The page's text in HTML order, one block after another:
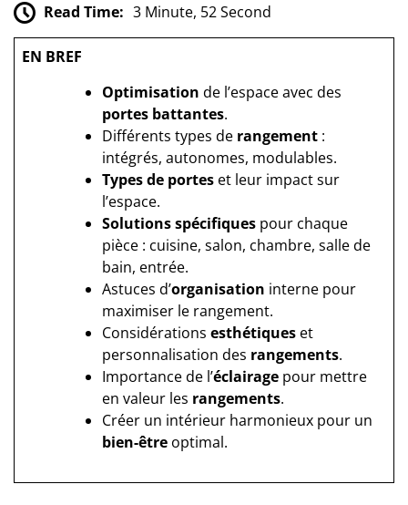
Read Time: 3 Minute, 52 Second
EN BREF
Optimisation de l’espace avec des
portes battantes.
Différents types de rangement :
intégrés, autonomes, modulables.
Types de portes et leur impact sur
l’espace.
Solutions spécifiques pour chaque
pièce : cuisine, salon, chambre, salle de
bain, entrée.
Astuces d’organisation interne pour
maximiser le rangement.
Considérations esthétiques et
personnalisation des rangements.
Importance de l’éclairage pour mettre
en valeur les rangements.
Créer un intérieur harmonieux pour un
bien-être optimal.